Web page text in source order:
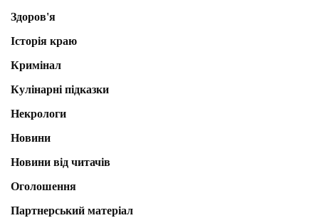
Здоров'я
Історія краю
Кримінал
Кулінарні підказки
Некрологи
Новини
Новини від читачів
Оголошення
Партнерський матеріал